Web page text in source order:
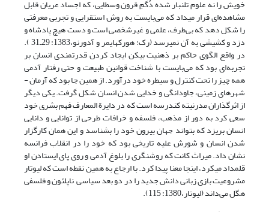
خویش را نه علوم تلنبار شده­ دُگمِ قرون وسطایی، که اجساد عریان قابل
مشاهده‌ای قرار می­داد که می‌بایست به روش استقرایی و تجربی معرفتی
را شکل دهد که بی‌طرف، علمی و غیرشخصی است و دست هیچ پادشاه و
دزد و کشیشی به آن نمی­رسد (رک: هورکهایمر و آدورنو،1383: 29ـ31 ).
در واقع الگوی حاکم بر ذهنیت بیکن ایجاد کردن قدرتمندی انسان بر
تجربه‌ای بود که می‌بایست با شناخت قوانین طبیعت و حتی رفتار آدمی
همه چیز را تحت کنترل و سیطره خود درآورد. از همین جا بود که آرمان ­
شهرهای زمینی، جاودانگی و خدایی شدن انسان شکل گرفت. یکی دیگر
از اثرگذاران مدرنیته‌ کندرسه است که در دایرة المعارف فهم بشری خود
سعی کرد به دور از مذهب، فلسفه و خرافات طرحی از توانایی و دانایی
انسان بریزد که بتواند جهان بیرون خود را بشناسد و این همان کارگزار
شدن انسان و شورش علیه تاریخی بود که خود را در انقلاب فرانسه
نشان داد. میراث کانت که روشنگری را بلوغ آدمی و روی پای ایستادن او
قلمداد می­کرد، اینجا معنا پیدا کرد. با ارجاع به همین نقطه است که لیوتار
مشروعیت بازی زبانی دانش جدید را در دو بعد سیاسی ناپلئون و فلسفی
هگل می‌داند (لیوتار،1380: 115).